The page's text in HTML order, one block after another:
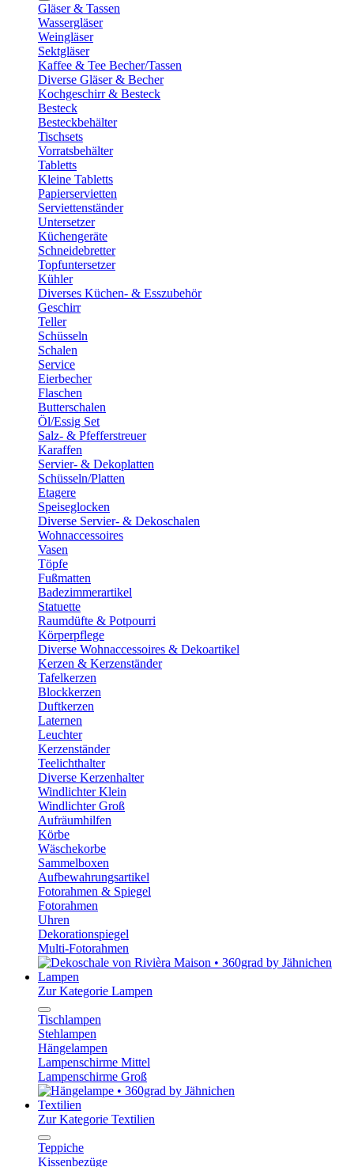
Gläser & Tassen
Wassergläser
Weingläser
Sektgläser
Kaffee & Tee Becher/Tassen
Diverse Gläser & Becher
Kochgeschirr & Besteck
Besteck
Besteckbehälter
Tischsets
Vorratsbehälter
Tabletts
Kleine Tabletts
Papierservietten
Serviettenständer
Untersetzer
Küchengeräte
Schneidebretter
Topfuntersetzer
Kühler
Diverses Küchen- & Esszubehör
Geschirr
Teller
Schüsseln
Schalen
Service
Eierbecher
Flaschen
Butterschalen
Öl/Essig Set
Salz- & Pfefferstreuer
Karaffen
Servier- & Dekoplatten
Schüsseln/Platten
Etagere
Speiseglocken
Diverse Servier- & Dekoschalen
Wohnaccessoires
Vasen
Töpfe
Fußmatten
Badezimmerartikel
Statuette
Raumdüfte & Potpourri
Körperpflege
Diverse Wohnaccessoires & Dekoartikel
Kerzen & Kerzenständer
Tafelkerzen
Blockkerzen
Duftkerzen
Laternen
Leuchter
Kerzenständer
Teelichthalter
Diverse Kerzenhalter
Windlichter Klein
Windlichter Groß
Aufräumhilfen
Körbe
Wäschekorbe
Sammelboxen
Aufbewahrungsartikel
Fotorahmen & Spiegel
Fotorahmen
Uhren
Dekorationspiegel
Multi-Fotorahmen
Lampen
Zur Kategorie Lampen
Tischlampen
Stehlampen
Hängelampen
Lampenschirme Mittel
Lampenschirme Groß
Textilien
Zur Kategorie Textilien
Teppiche
Kissenbezüge